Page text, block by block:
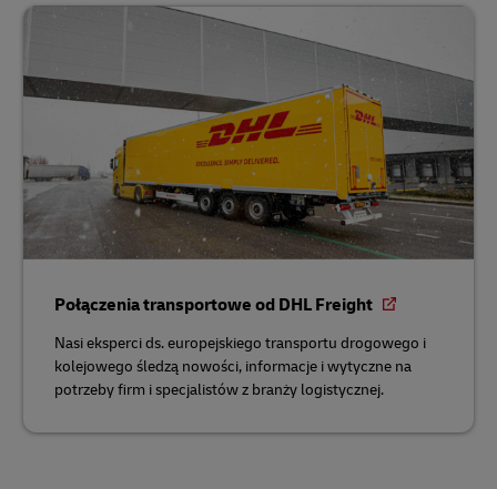
Połączenia transportowe od DHL Freight
Nasi eksperci ds. europejskiego transportu drogowego i
kolejowego śledzą nowości, informacje i wytyczne na
potrzeby firm i specjalistów z branży logistycznej.